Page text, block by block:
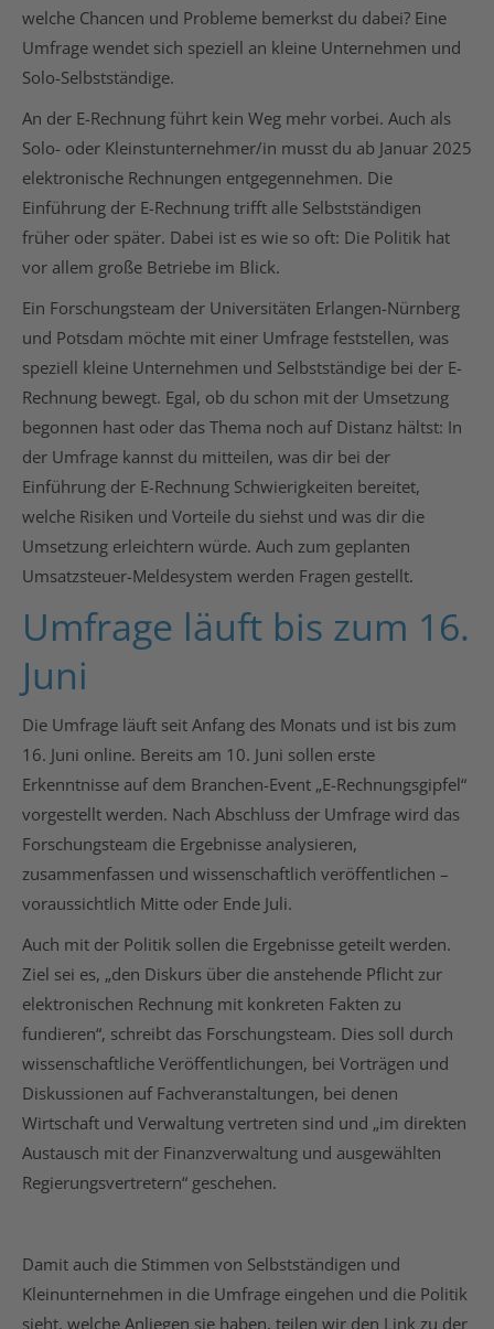
welche Chancen und Probleme bemerkst du dabei? Eine
Umfrage wendet sich speziell an kleine Unternehmen und
Solo-Selbstständige.
An der E-Rechnung führt kein Weg mehr vorbei. Auch als
Solo- oder Kleinstunternehmer/in musst du ab Januar 2025
elektronische Rechnungen entgegennehmen. Die
Einführung der E-Rechnung trifft alle Selbstständigen
früher oder später. Dabei ist es wie so oft: Die Politik hat
vor allem große Betriebe im Blick.
Ein Forschungsteam der Universitäten Erlangen-Nürnberg
und Potsdam möchte mit einer Umfrage feststellen, was
speziell kleine Unternehmen und Selbstständige bei der E-
Rechnung bewegt. Egal, ob du schon mit der Umsetzung
begonnen hast oder das Thema noch auf Distanz hältst: In
der Umfrage kannst du mitteilen, was dir bei der
Einführung der E-Rechnung Schwierigkeiten bereitet,
welche Risiken und Vorteile du siehst und was dir die
Umsetzung erleichtern würde. Auch zum geplanten
Umsatzsteuer-Meldesystem werden Fragen gestellt.
Umfrage läuft bis zum 16.
Juni
Die Umfrage läuft seit Anfang des Monats und ist bis zum
16. Juni online. Bereits am 10. Juni sollen erste
Erkenntnisse auf dem Branchen-Event „E-Rechnungsgipfel“
vorgestellt werden. Nach Abschluss der Umfrage wird das
Forschungsteam die Ergebnisse analysieren,
zusammenfassen und wissenschaftlich veröffentlichen –
voraussichtlich Mitte oder Ende Juli.
Auch mit der Politik sollen die Ergebnisse geteilt werden.
Ziel sei es, „den Diskurs über die anstehende Pflicht zur
elektronischen Rechnung mit konkreten Fakten zu
fundieren“, schreibt das Forschungsteam. Dies soll durch
wissenschaftliche Veröffentlichungen, bei Vorträgen und
Diskussionen auf Fachveranstaltungen, bei denen
Wirtschaft und Verwaltung vertreten sind und „im direkten
Austausch mit der Finanzverwaltung und ausgewählten
Regierungsvertretern“ geschehen.
Damit auch die Stimmen von Selbstständigen und
Kleinunternehmen in die Umfrage eingehen und die Politik
sieht, welche Anliegen sie haben, teilen wir den Link zu der